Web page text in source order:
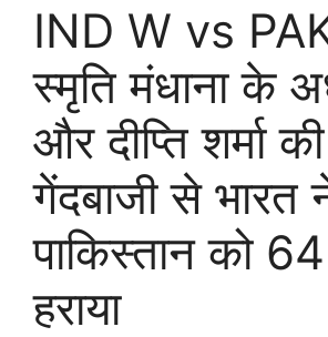
IND W vs
स्मृति मंधाना के
और दीप्ति शर्मा
गेंदबाजी से भारत
पाकिस्तान को
हराया